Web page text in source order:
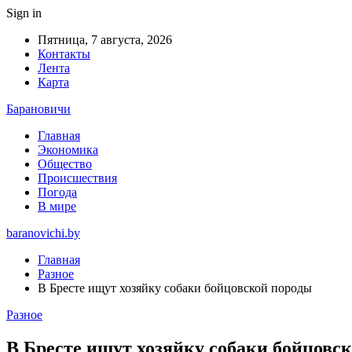
Sign in
Пятница, 7 августа, 2026
Контакты
Лента
Карта
Барановичи
Главная
Экономика
Общество
Происшествия
Погода
В мире
baranovichi.by
Главная
Разное
В Бресте ищут хозяйку собаки бойцовской породы
Разное